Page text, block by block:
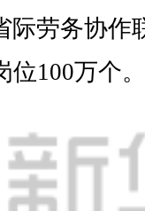
际劳务协作
位100万个。